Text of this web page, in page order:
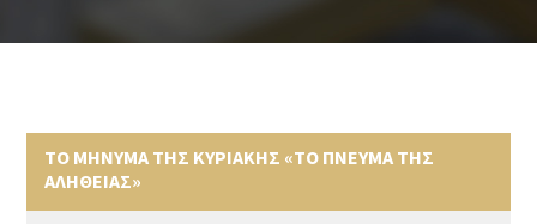
ΤΟ ΜΗΝΥΜΑ ΤΗΣ ΚΥΡΙΑΚΗΣ «ΤΟ ΠΝΕΥΜΑ ΤΗΣ
ΑΛΗΘΕΙΑΣ»